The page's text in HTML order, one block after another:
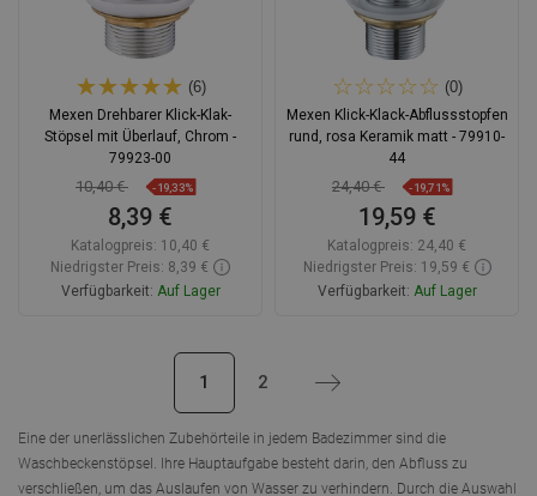
(6)
Mexen Drehbarer Klick-Klak-
Stöpsel mit Überlauf, Chrom -
79923-00
10,40 € -19,33%
8,39 €
Katalogpreis: 10,40 €
Niedrigster Preis: 8,39 €
Verfügbarkeit: Auf Lager
Favorit
(0)
Mexen Klick-Klack-Abflussstopfen
rund, rosa Keramik matt - 79910-
44
24,40 € -19,71%
19,59 €
Katalogpreis: 24,40 €
Niedrigster Preis: 19,59 €
Verfügbarkeit: Auf Lager
Vergleichen
1 2 Weiter
Eine der unerlässlichen Zubehörteile in jedem Badezimmer sind die
Waschbeckenstöpsel. Ihre Hauptaufgabe besteht darin, den Abfluss zu
verschließen, um das Auslaufen von Wasser zu verhindern. Durch die Auswahl